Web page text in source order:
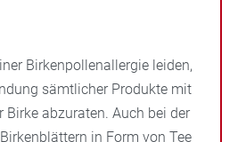
Birkenpollenallergie leiden,
sämtlicher Produkte mit
Birke abzuraten. Auch bei der
in Form von Tee